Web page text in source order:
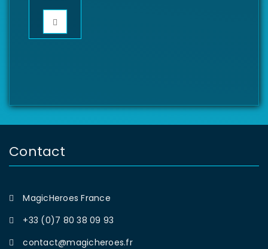
Contact
MagicHeroes France
+33 (0)7 80 38 09 93
contact@magicheroes.fr